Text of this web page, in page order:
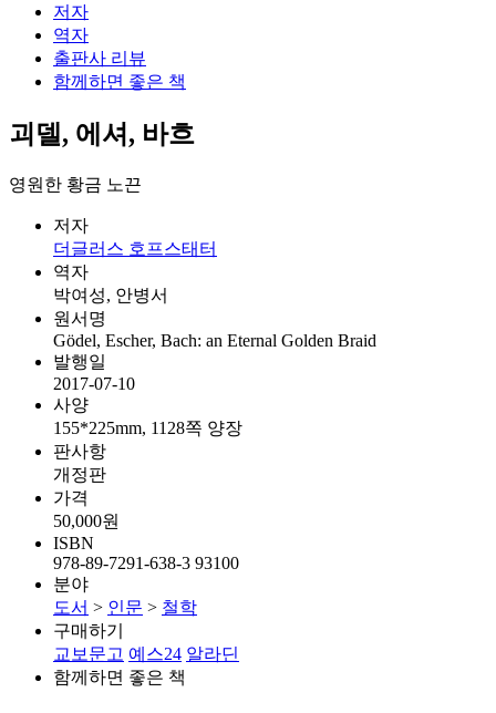
저자
역자
출판사 리뷰
함께하면 좋은 책
괴델, 에셔, 바흐
영원한 황금 노끈
저자
더글러스 호프스태터
역자
박여성, 안병서
원서명
Gödel, Escher, Bach: an Eternal Golden Braid
발행일
2017-07-10
사양
155*225mm, 1128쪽 양장
판사항
개정판
가격
50,000원
ISBN
978-89-7291-638-3 93100
분야
도서 > 인문 > 철학
구매하기
교보문고 예스24 알라딘
함께하면 좋은 책